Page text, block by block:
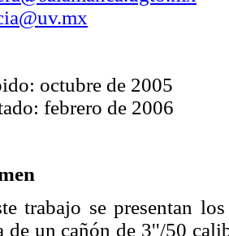
octubre de 2005
febrero de 2006
trabajo se presentan
de un cañón de 3''/50